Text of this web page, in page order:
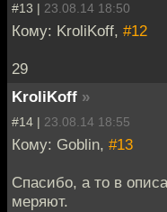
#13 | 23.08.14 18:50
Кому: KroliKoff, #12
29
KroliKoff »
#14 | 23.08.14 18:55
Кому: Goblin, #13
Спасибо, а то в
меряют.